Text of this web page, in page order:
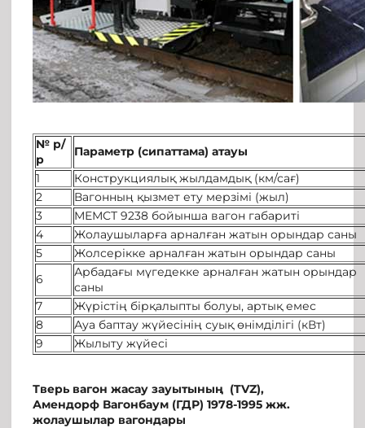
№ р/
р
Параметр (сипаттама) атауы
1
Конструкциялық жылдамдық (км/сағ)
2
Вагонның қызмет ету мерзімі (жыл)
3
МЕМСТ 9238 бойынша вагон габариті
4
Жолаушыларға арналған жатын орындар саны
5
Жолсерікке арналған жатын орындар саны
6
Арбадағы мүгедекке арналған жатын орындар
саны
7
Жүрістің бірқалыпты болуы, артық емес
8
Ауа баптау жүйесінің суық өнімділігі (кВт)
9
Жылыту жүйесі
Тверь вагон жасау зауытының (TVZ),
Амендорф Вагонбаум (ГДР) 1978-1995 жж.
жолаушылар вагондары